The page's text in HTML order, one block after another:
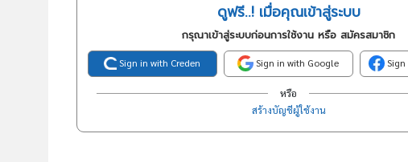
ดูฟรี..! เมื่อคุณเข้าสู่ระบบ
กรุณาเข้าสู่ระบบก่อนการใช้งาน หรือ สมัครสมาชิก
Sign in with Creden Sign in with Google
หรือ
สร้างบัญชีผู้ใช้งาน